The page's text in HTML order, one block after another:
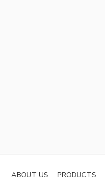
ABOUT US PRODUCTS